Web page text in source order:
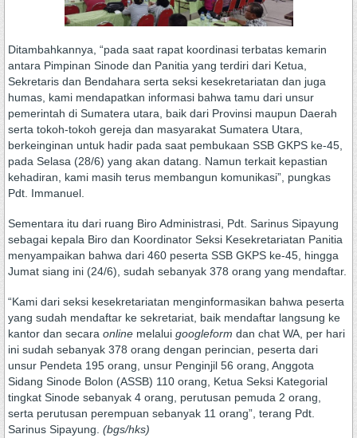
Ditambahkannya, “pada saat rapat koordinasi terbatas kemarin
antara Pimpinan Sinode dan Panitia yang terdiri dari Ketua,
Sekretaris dan Bendahara serta seksi kesekretariatan dan juga
humas, kami mendapatkan informasi bahwa tamu dari unsur
pemerintah di Sumatera utara, baik dari Provinsi maupun Daerah
serta tokoh-tokoh gereja dan masyarakat Sumatera Utara,
berkeinginan untuk hadir pada saat pembukaan SSB GKPS ke-45,
pada Selasa (28/6) yang akan datang. Namun terkait kepastian
kehadiran, kami masih terus membangun komunikasi”, pungkas
Pdt. Immanuel.
Sementara itu dari ruang Biro Administrasi, Pdt. Sarinus Sipayung
sebagai kepala Biro dan Koordinator Seksi Kesekretariatan Panitia
menyampaikan bahwa dari 460 peserta SSB GKPS ke-45, hingga
Jumat siang ini (24/6), sudah sebanyak 378 orang yang mendaftar.
“Kami dari seksi kesekretariatan menginformasikan bahwa peserta
yang sudah mendaftar ke sekretariat, baik mendaftar langsung ke
kantor dan secara online melalui googleform dan chat WA, per hari
ini sudah sebanyak 378 orang dengan perincian, peserta dari
unsur Pendeta 195 orang, unsur Penginjil 56 orang, Anggota
Sidang Sinode Bolon (ASSB) 110 orang, Ketua Seksi Kategorial
tingkat Sinode sebanyak 4 orang, perutusan pemuda 2 orang,
serta perutusan perempuan sebanyak 11 orang”, terang Pdt.
Sarinus Sipayung. (bgs/hks)